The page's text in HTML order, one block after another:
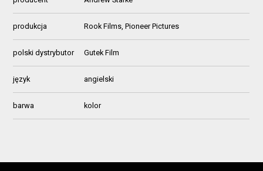
produkcja Rook Films, Pioneer Pictures
polski dystrybutor Gutek Film
język angielski
barwa kolor